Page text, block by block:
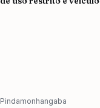
Pindamonhangaba